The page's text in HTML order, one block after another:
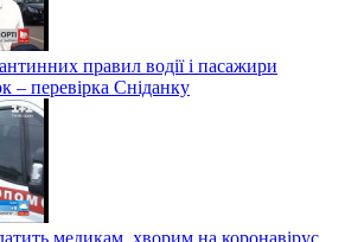
правил водії і пасажири
– перевірка Сніданку
медикам, хворим на коронавірус